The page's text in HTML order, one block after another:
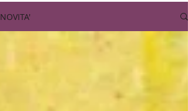
NOVITA'